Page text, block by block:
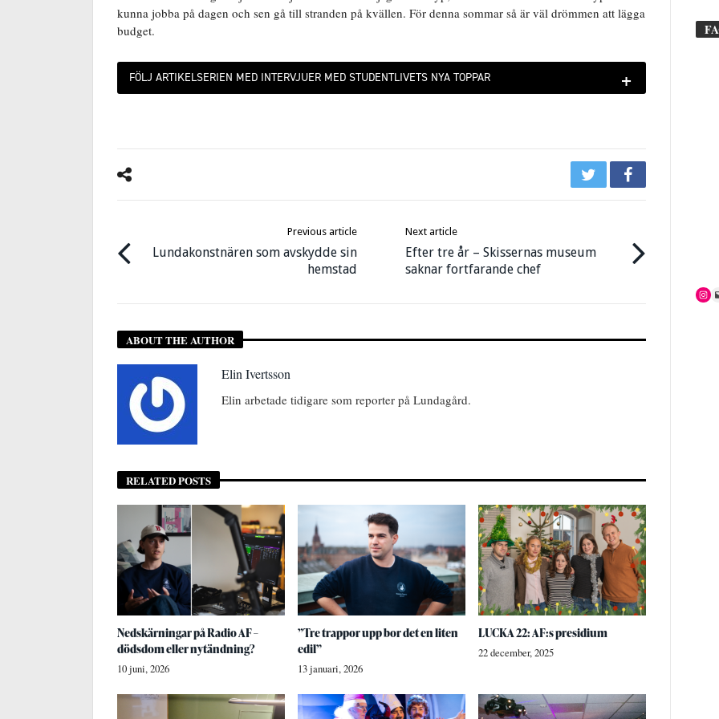
kunna jobba på dagen och sen gå till stranden på kvällen. För denna sommar så är väl drömmen att lägga
budget.
FÖLJ ARTIKELSERIEN MED INTERVJUER MED STUDENTLIVETS NYA TOPPAR +
Previous article
Lundakonstnären som avskydde sin
hemstad
Next article
Efter tre år – Skissernas museum
saknar fortfarande chef
ABOUT THE AUTHOR
Elin Ivertsson
Elin arbetade tidigare som reporter på Lundagård.
RELATED POSTS
Nedskärningar på Radio AF –
dödsdom eller nytändning?
10 juni, 2026
”Tre trappor upp bor det en liten
edil”
13 januari, 2026
LUCKA 22: AF:s presidium
22 december, 2025